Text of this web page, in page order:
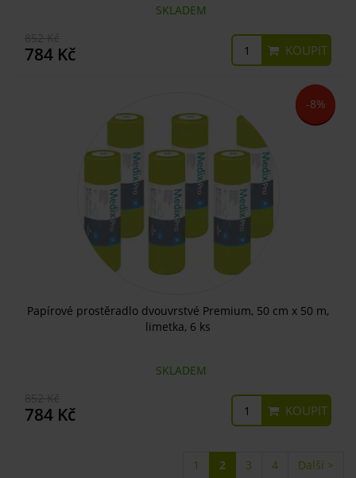
SKLADEM
784 Kč KOUPIT
-8%
Papírové prostěradlo dvouvrstvé Premium, 50 cm x 50 m,
limetka, 6 ks
SKLADEM
784 Kč KOUPIT
1 2 3 4 Další >